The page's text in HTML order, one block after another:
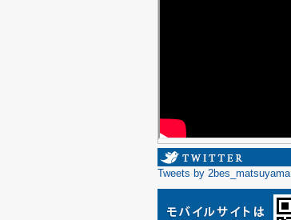
Tweets by 2bes_matsuyama